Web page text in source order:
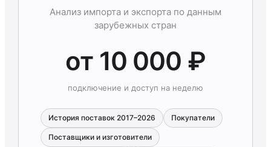
Анализ импорта и экспорта по данным
зарубежных стран
от 10 000 ₽
подключение и доступ на неделю
История поставок 2017–2026 Покупатели
Поставщики и изготовители